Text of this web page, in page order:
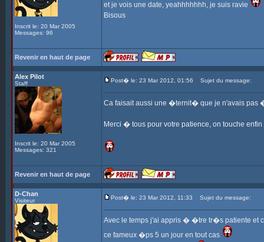
Inscrit le: 20 Mar 2005
Messages: 96
et je vois une date, yeahhhhhhh, je suis ravie
Bisous
Revenir en haut de page
Alex Pilot
Staff
Inscrit le: 20 Mar 2005
Messages: 321
Post� le: 23 Mar 2012, 01:56 Sujet du message:
Ca faisait aussi une �ternit� que je n'avais pas
Merci � tous pour votre patience, on touche enfin
Revenir en haut de page
D-Chan
Visiteur Post� le: 23 Mar 2012, 11:33 Sujet du message:
Avec le temps j'ai appris � �tre tr�s patiente et
ce fameux �ps 5 un jour en tout cas